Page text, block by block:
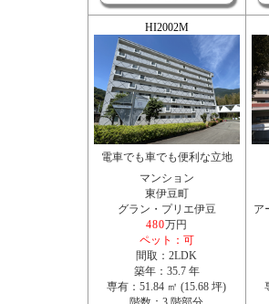
HI2002M
電車でも車でも便利な立地
マンション
東伊豆町
グラン・プリエ伊豆
480万円
ペット：可
間取：2LDK
築年：35.7 年
専有：51.84 ㎡ (15.68 坪)
ア